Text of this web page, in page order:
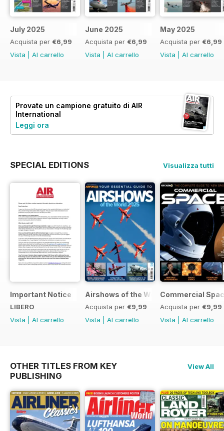
July 2025
Acquista per €6,99
Vista
Al carrello
June 2025
Acquista per €6,99
Vista
Al carrello
May 2025
Acquista per €6,99
Vista
Al carrello
Provate un campione gratuito di AIR
International
Leggi ora
SPECIAL EDITIONS Visualizza tutti
Important Notice
LIBERO
Vista
Al carrello
Airshows of the World 2025
Acquista per €9,99
Vista
Al carrello
Commercial
Acquista per €9,99
Vista
Al carrello
OTHER TITLES FROM KEY
PUBLISHING
View All